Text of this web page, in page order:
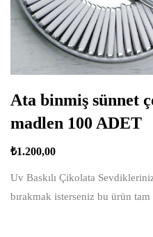
Ata binmiş sünnet
madlen 100 ADET
₺1.200,00
Uv Baskılı Çikolata
bırakmak isterseniz bu ürün tam